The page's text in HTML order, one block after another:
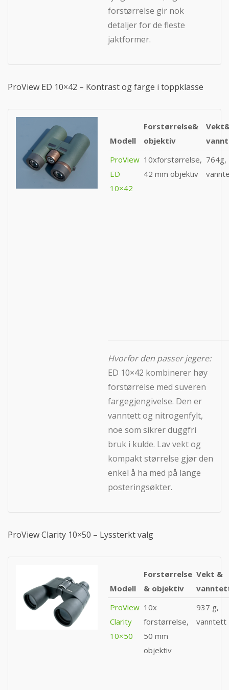
forstørrelse gir nok
detaljer for de fleste
jaktformer.
ProView ED 10×42 – Kontrast og farge i toppklasse
Modell
Forstørrelse&
objektiv
ProView
ED
10×42
10xforstørrelse,
42 mm objektiv
764g,
Hvorfor den passer jegere:
ED 10×42 kombinerer høy
forstørrelse med suveren
fargegjengivelse. Den er
vanntett og nitrogenfylt,
noe som sikrer duggfri
bruk i kulde. Lav vekt og
kompakt størrelse gjør den
enkel å ha med på lange
posteringsøkter.
ProView Clarity 10×50 – Lyssterkt valg
Modell
Forstørrelse
& objektiv
Vekt &
ProView
Clarity
10×50
10x
forstørrelse,
50 mm
objektiv
937 g,
vanntett